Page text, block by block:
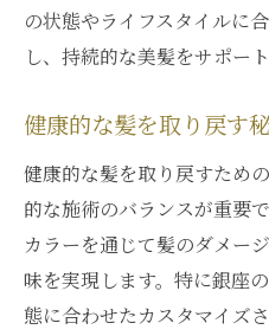
の状態やライフスタイルに
し、持続的な美髪をサポート
健康的な髪を取り戻す
健康的な髪を取り戻すため
的な施術のバランスが重要
カラーを通じて髪のダメー
味を実現します。特に銀座
態に合わせたカスタマイズ